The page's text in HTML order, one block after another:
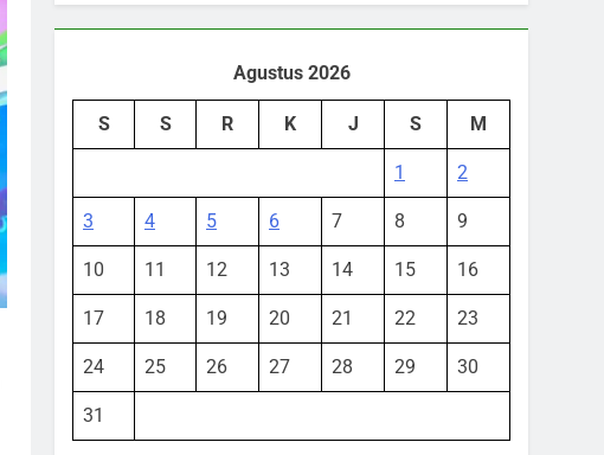
Agustus 2026
S S R K J S M
1 2
3 4 5 6 7 8 9
10 11 12 13 14 15 16
17 18 19 20 21 22 23
24 25 26 27 28 29 30
31